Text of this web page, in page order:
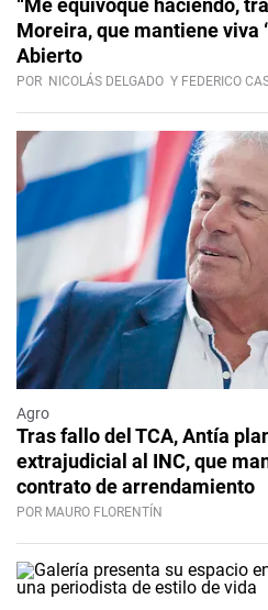
“Me equivoqué haciendo,
Moreira, que mantiene viva
Abierto
POR NICOLÁS DELGADO Y FEDERICO
Agro
Tras fallo del TCA, Antía
extrajudicial al INC, que
contrato de arrendamiento
POR MAURO FLORENTÍN